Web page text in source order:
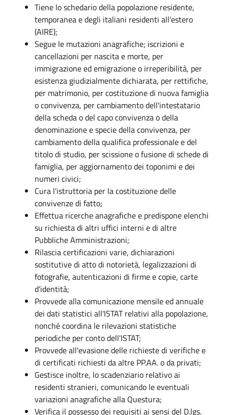
Tiene lo schedario della popolazione residente,
temporanea e degli italiani residenti all'estero
(AIRE);
Segue le mutazioni anagrafiche; iscrizioni e
cancellazioni per nascita e morte, per
immigrazione ed emigrazione o irreperibilità, per
esistenza giudizialmente dichiarata, per rettifiche,
per matrimonio, per costituzione di nuova famiglia
o convivenza, per cambiamento dell'intestatario
della scheda o del capo convivenza o della
denominazione e specie della convivenza, per
cambiamento della qualifica professionale e del
titolo di studio, per scissione o fusione di schede di
famiglia, per aggiornamento dei toponimi e dei
numeri civici;
Cura l'istruttoria per la costituzione delle
convivenze di fatto;
Effettua ricerche anagrafiche e predispone elenchi
su richiesta di altri uffici interni e di altre
Pubbliche Amministrazioni;
Rilascia certificazioni varie, dichiarazioni
sostitutive di atto di notorietà, legalizzazioni di
fotografie, autenticazioni di firme e copie, carte
d'identità;
Provvede alla comunicazione mensile ed annuale
dei dati statistici all'ISTAT relativi alla popolazione,
nonché coordina le rilevazioni statistiche
periodiche per conto dell'ISTAT;
Provvede all'evasione delle richieste di verifiche e
di certificati richiesti da altre PP.AA. o da privati;
Gestisce inoltre, lo scadenziario relativo ai
residenti stranieri, comunicando le eventuali
variazioni anagrafiche alla Questura;
Verifica il possesso dei requisiti ai sensi del D.lgs.